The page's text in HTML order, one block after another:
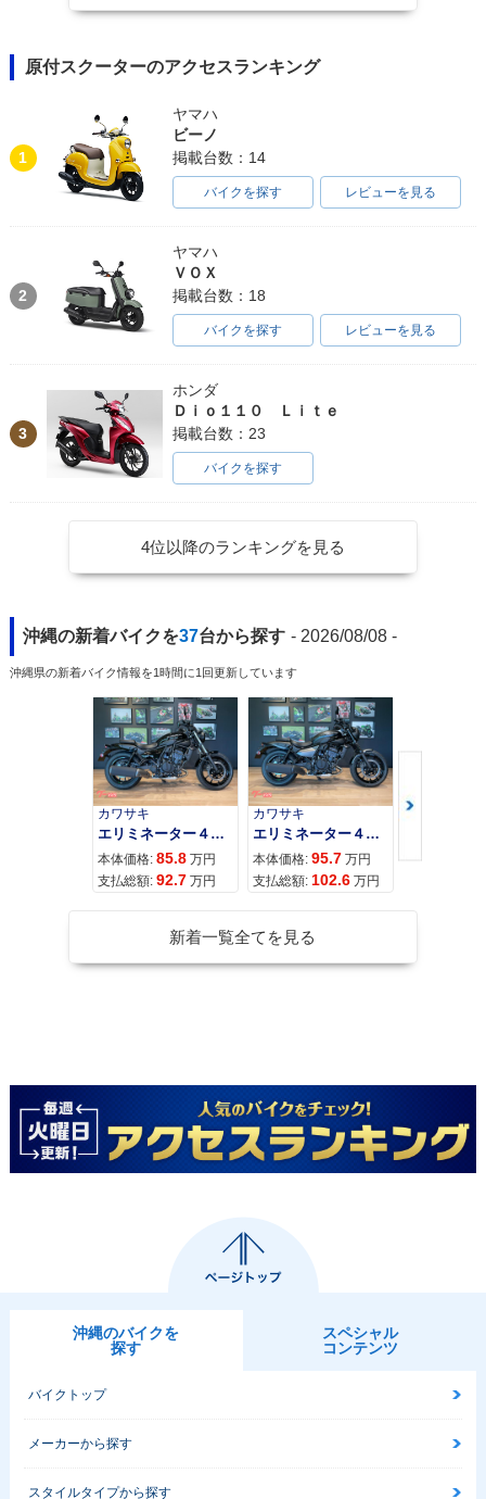
原付スクーターのアクセスランキング
1
ヤマハ
ビーノ
掲載台数：14
バイクを探す レビューを見る
2
ヤマハ
ＶＯＸ
掲載台数：18
バイクを探す レビューを見る
3
ホンダ
Ｄｉｏ１１０ Ｌｉｔｅ
掲載台数：23
バイクを探す
4位以降のランキングを見る
沖縄の新着バイクを37台から探す - 2026/08/08 -
沖縄県の新着バイク情報を1時間に1回更新しています
カワサキ
エリミネーター４００
本体価格: 85.8 万円
支払総額: 92.7 万円
カワサキ
エリミネーター４００ＳＥ
本体価格: 95.7 万円
支払総額: 102.6 万円
カワサキ
本体価格:
新着一覧全てを見る
沖縄のバイクを
探す
スペシャル
コンテンツ
バイクトップ
メーカーから探す
スタイルタイプから探す